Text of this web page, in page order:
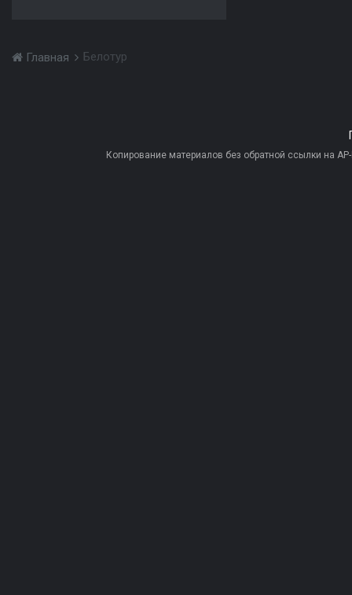
Главная Белотур
Копирование материалов без обратной ссылки на